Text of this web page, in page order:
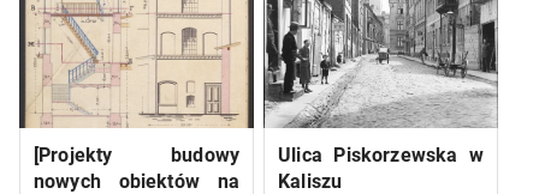
[Projekty budowy
nowych obiektów na
Ulica Piskorzewska w
Kaliszu